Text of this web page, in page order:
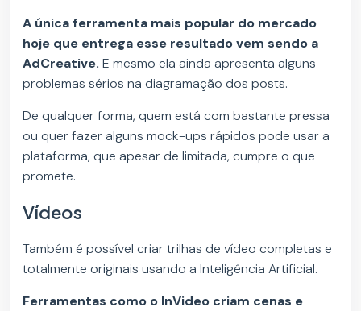
A única ferramenta mais popular do mercado
hoje que entrega esse resultado vem sendo a
AdCreative.E mesmo ela ainda apresenta alguns
problemas sérios na diagramação dos posts.
De qualquer forma, quem está com bastante pressa
ou quer fazer alguns mock-ups rápidos pode usar a
plataforma, que apesar de limitada, cumpre o que
promete.
Vídeos
Também é possível criar trilhas de vídeo completas e
totalmente originais usando a Inteligência Artificial.
Ferramentas como o InVideo criam cenas e